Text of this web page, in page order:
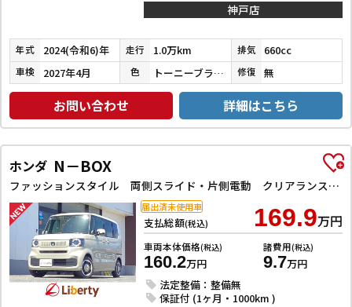
神戸店
年式 2024(令和6)年 走行 1.0万km 排気 660cc
車検 2027年4月 色 トーニーブラウンメタリック 修復 無
お問い合わせ 詳細はこちら
ホンダ N－BOX
ファッションスタイル 両側スライド・片側電動 クリアランスソナー オートクルーズコントロール レーンアシスト オートライト スマートキー アイドリングストップ ベンチシート CVT ESC チップアップシート
支払総額(税込) 169.9万円
車両本体価格(税込)
160.2万円
諸費用(税込)
9.7万円
法定整備：整備無
保証付 (1ヶ月・1000km )
届出済未使用車